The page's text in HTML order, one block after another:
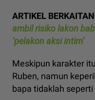
ARTIKEL
ambil risiko lakon
‘pelakon aksi intim’
Meskipun karakter
Ruben, namun
bapa tidaklah